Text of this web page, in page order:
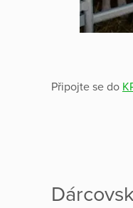
Připojte se do